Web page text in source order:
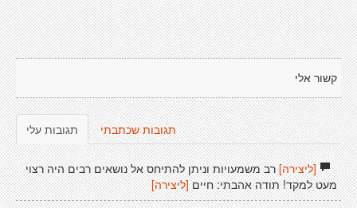
קשור אלי
תגובות עלי תגובות שכתבתי
[ליצירה]רב משמעויות וניתן להתיחס אל נושאים רבים היה רצוי
מעט למקד! תודה אהבתי: חיים [ליצירה]